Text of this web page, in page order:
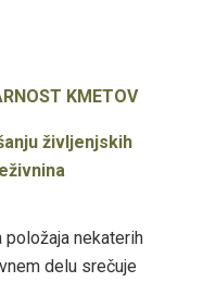
KMETOV
življenjskih
nekaterih
delu srečuje